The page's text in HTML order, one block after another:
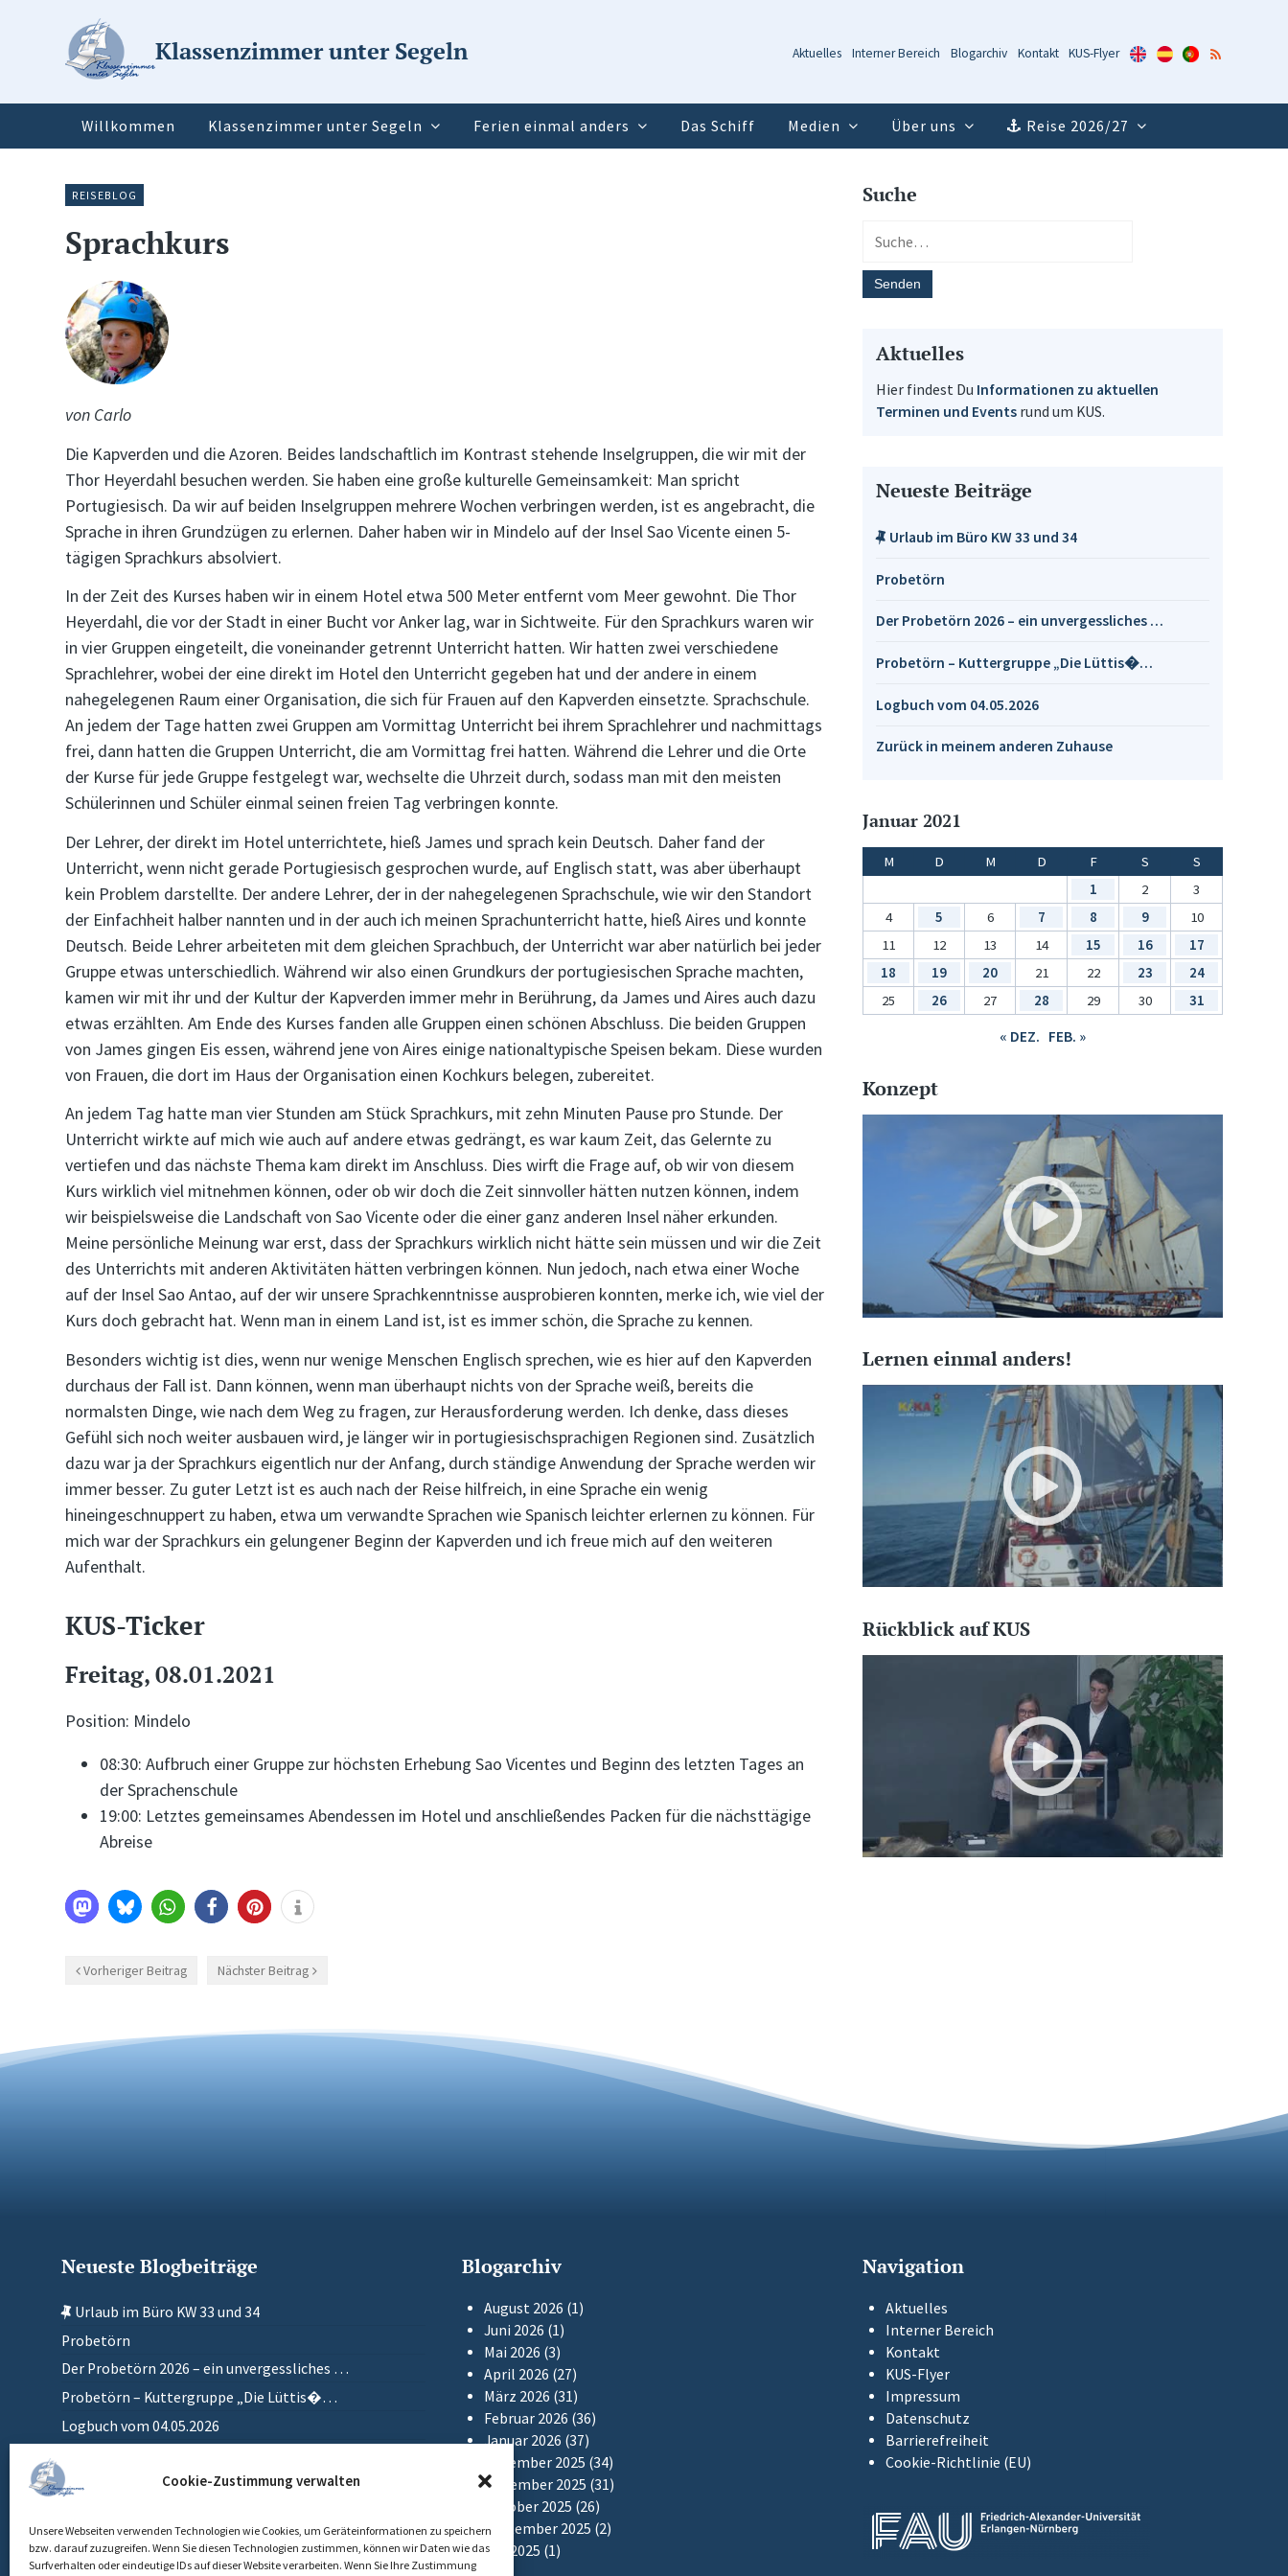
Cookie-Zustimmung verwalten
Unsere Webseiten verwenden Technologien wie Cookies, um Geräteinformationen zu speichern
bzw. darauf zuzugreifen. Wenn Sie diesen Technologien zustimmen, können wir Daten wie das
Surfverhalten oder eindeutige IDs auf dieser Website verarbeiten. Wenn Sie Ihre Zustimmung
Klassenzimmer unter Segeln Aktuelles Interner Bereich Blogarchiv Kontakt KUS-Flyer
KUS-
Flyer
KUS-
Flyer
KUS-
Flyer
RSS-
Willkommen Klassenzimmer unter Segeln Ferien einmal anders Das Schiff Medien Über uns Reise 2026/27
REISEBLOG
Sprachkurs
von Carlo
Die Kapverden und die Azoren. Beides landschaftlich im Kontrast stehende Inselgruppen, die wir mit der
Thor Heyerdahl besuchen werden. Sie haben eine große kulturelle Gemeinsamkeit: Man spricht
Portugiesisch. Da wir auf beiden Inselgruppen mehrere Wochen verbringen werden, ist es angebracht, die
Sprache in ihren Grundzügen zu erlernen. Daher haben wir in Mindelo auf der Insel Sao Vicente einen 5-
tägigen Sprachkurs absolviert.
In der Zeit des Kurses haben wir in einem Hotel etwa 500 Meter entfernt vom Meer gewohnt. Die Thor
Heyerdahl, die vor der Stadt in einer Bucht vor Anker lag, war in Sichtweite. Für den Sprachkurs waren wir
in vier Gruppen eingeteilt, die voneinander getrennt Unterricht hatten. Wir hatten zwei verschiedene
Sprachlehrer, wobei der eine direkt im Hotel den Unterricht gegeben hat und der andere in einem
nahegelegenen Raum einer Organisation, die sich für Frauen auf den Kapverden einsetzte. Sprachschule.
An jedem der Tage hatten zwei Gruppen am Vormittag Unterricht bei ihrem Sprachlehrer und nachmittags
frei, dann hatten die Gruppen Unterricht, die am Vormittag frei hatten. Während die Lehrer und die Orte
der Kurse für jede Gruppe festgelegt war, wechselte die Uhrzeit durch, sodass man mit den meisten
Schülerinnen und Schüler einmal seinen freien Tag verbringen konnte.
Der Lehrer, der direkt im Hotel unterrichtete, hieß James und sprach kein Deutsch. Daher fand der
Unterricht, wenn nicht gerade Portugiesisch gesprochen wurde, auf Englisch statt, was aber überhaupt
kein Problem darstellte. Der andere Lehrer, der in der nahegelegenen Sprachschule, wie wir den Standort
der Einfachheit halber nannten und in der auch ich meinen Sprachunterricht hatte, hieß Aires und konnte
Deutsch. Beide Lehrer arbeiteten mit dem gleichen Sprachbuch, der Unterricht war aber natürlich bei jeder
Gruppe etwas unterschiedlich. Während wir also einen Grundkurs der portugiesischen Sprache machten,
kamen wir mit ihr und der Kultur der Kapverden immer mehr in Berührung, da James und Aires auch dazu
etwas erzählten. Am Ende des Kurses fanden alle Gruppen einen schönen Abschluss. Die beiden Gruppen
von James gingen Eis essen, während jene von Aires einige nationaltypische Speisen bekam. Diese wurden
von Frauen, die dort im Haus der Organisation einen Kochkurs belegen, zubereitet.
An jedem Tag hatte man vier Stunden am Stück Sprachkurs, mit zehn Minuten Pause pro Stunde. Der
Unterricht wirkte auf mich wie auch auf andere etwas gedrängt, es war kaum Zeit, das Gelernte zu
vertiefen und das nächste Thema kam direkt im Anschluss. Dies wirft die Frage auf, ob wir von diesem
Kurs wirklich viel mitnehmen können, oder ob wir doch die Zeit sinnvoller hätten nutzen können, indem
wir beispielsweise die Landschaft von Sao Vicente oder die einer ganz anderen Insel näher erkunden.
Meine persönliche Meinung war erst, dass der Sprachkurs wirklich nicht hätte sein müssen und wir die Zeit
des Unterrichts mit anderen Aktivitäten hätten verbringen können. Nun jedoch, nach etwa einer Woche
auf der Insel Sao Antao, auf der wir unsere Sprachkenntnisse ausprobieren konnten, merke ich, wie viel der
Kurs doch gebracht hat. Wenn man in einem Land ist, ist es immer schön, die Sprache zu kennen.
Besonders wichtig ist dies, wenn nur wenige Menschen Englisch sprechen, wie es hier auf den Kapverden
durchaus der Fall ist. Dann können, wenn man überhaupt nichts von der Sprache weiß, bereits die
normalsten Dinge, wie nach dem Weg zu fragen, zur Herausforderung werden. Ich denke, dass dieses
Gefühl sich noch weiter ausbauen wird, je länger wir in portugiesischsprachigen Regionen sind. Zusätzlich
dazu war ja der Sprachkurs eigentlich nur der Anfang, durch ständige Anwendung der Sprache werden wir
immer besser. Zu guter Letzt ist es auch nach der Reise hilfreich, in eine Sprache ein wenig
hineingeschnuppert zu haben, etwa um verwandte Sprachen wie Spanisch leichter erlernen zu können. Für
mich war der Sprachkurs ein gelungener Beginn der Kapverden und ich freue mich auf den weiteren
Aufenthalt.
KUS-Ticker
Freitag, 08.01.2021
Position: Mindelo
08:30: Aufbruch einer Gruppe zur höchsten Erhebung Sao Vicentes und Beginn des letzten Tages an
der Sprachenschule
19:00: Letztes gemeinsames Abendessen im Hotel und anschließendes Packen für die nächsttägige
Abreise
Vorheriger Beitrag Nächster Beitrag
Suche
Aktuelles
Hier findest Du Informationen zu aktuellen
Terminen und Eventsrund um KUS.
Neueste Beiträge
Urlaub im Büro KW 33 und 34
Probetörn
Der Probetörn 2026 – ein unvergessliches …
Probetörn – Kuttergruppe „Die Lüttis�…
Logbuch vom 04.05.2026
Zurück in meinem anderen Zuhause
Januar 2021
M D M D F S
S
1
2
3
4
5 6 7 8 9
10
11
12 13 14 15 16
17
18
19 20 21 22 23
24
25
26 27 28 29 30 31
« DEZ. FEB. »
Konzept
Lernen einmal anders!
Rückblick auf KUS
Neueste Blogbeiträge
Urlaub im Büro KW 33 und 34
Probetörn
Der Probetörn 2026 – ein unvergessliches …
Probetörn – Kuttergruppe „Die Lüttis�…
Logbuch vom 04.05.2026
Einlaufen
Blogarchiv
August 2026 (1)
Juni 2026 (1)
Mai 2026 (3)
April 2026 (27)
März 2026 (31)
Februar 2026 (36)
Januar 2026 (37)
Dezember 2025 (34)
November 2025 (31)
Oktober 2025 (26)
September 2025 (2)
Mai 2025 (1)
Navigation
Aktuelles
Interner Bereich
Kontakt
KUS-Flyer
Impressum
Datenschutz
Barrierefreiheit
Cookie-Richtlinie (EU)